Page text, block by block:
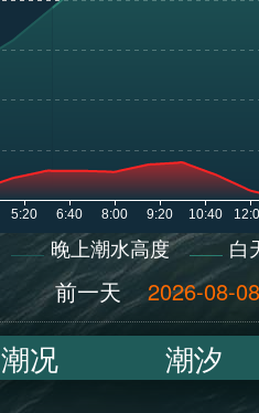
晚上潮水高度 白
前一天 2026-08-08
潮况 潮汐